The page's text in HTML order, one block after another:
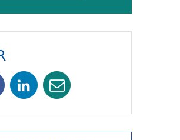
Facebook
(opens
a
Linkedin
(opens
a
(opens
a